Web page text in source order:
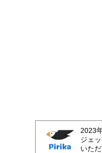
2023
ジェ
いた